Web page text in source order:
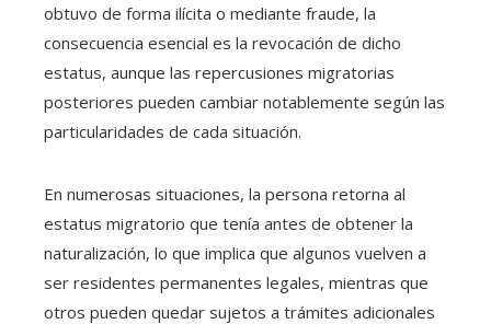
obtuvo de forma ilícita o mediante fraude, la
consecuencia esencial es la revocación de dicho
estatus, aunque las repercusiones migratorias
posteriores pueden cambiar notablemente según las
particularidades de cada situación.
En numerosas situaciones, la persona retorna al
estatus migratorio que tenía antes de obtener la
naturalización, lo que implica que algunos vuelven a
ser residentes permanentes legales, mientras que
otros pueden quedar sujetos a trámites adicionales